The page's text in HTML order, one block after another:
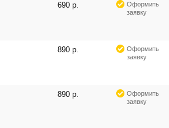
690 р.
Оформить
заявку
890 р.
Оформить
заявку
890 р.
Оформить
заявку